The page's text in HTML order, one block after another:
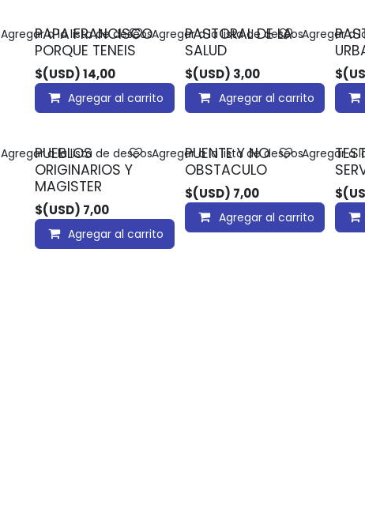
PAPA FRANCISCO
PORQUE TENEIS
$(USD)14,00
Agregar al carrito
Agregar a la lista de deseos
PASTORAL DE LA
SALUD
$(USD) 3,00
Agregar al carrito
Agregar a la lista de deseosAgregar a
PUEBLOS
ORIGINARIOS Y
MAGISTER
$(USD) 7,00
Agregar al carrito
Agregar a la lista de deseos
PUENTE Y NO
OBSTACULO
$(USD) 7,00
Agregar al carrito
Agregar a la lista de deseosAgregar a